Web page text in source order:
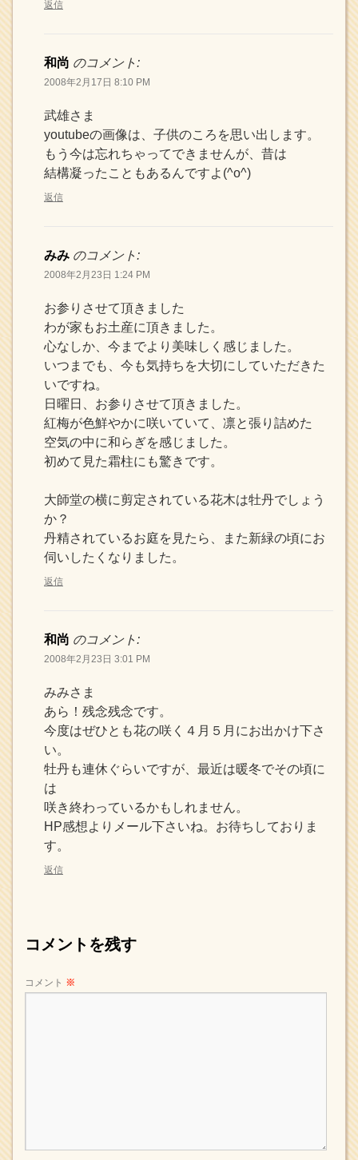
返信
和尚 のコメント:
2008年2月17日 8:10 PM
武雄さま
youtubeの画像は、子供のころを思い出します。
もう今は忘れちゃってできませんが、昔は
結構凝ったこともあるんですよ(^o^)
返信
みみ のコメント:
2008年2月23日 1:24 PM
お参りさせて頂きました
わが家もお土産に頂きました。
心なしか、今までより美味しく感じました。
いつまでも、今も気持ちを大切にしていただきた
いですね。
日曜日、お参りさせて頂きました。
紅梅が色鮮やかに咲いていて、凛と張り詰めた
空気の中に和らぎを感じました。
初めて見た霜柱にも驚きです。
大師堂の横に剪定されている花木は牡丹でしょう
か？
丹精されているお庭を見たら、また新緑の頃にお
伺いしたくなりました。
返信
和尚 のコメント:
2008年2月23日 3:01 PM
みみさま
あら！残念残念です。
今度はぜひとも花の咲く４月５月にお出かけ下さ
い。
牡丹も連休ぐらいですが、最近は暖冬でその頃に
は
咲き終わっているかもしれません。
HP感想よりメール下さいね。お待ちしておりま
す。
返信
コメントを残す
コメント ※